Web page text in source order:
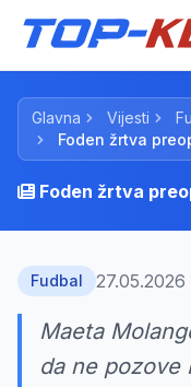
Glavna Vijesti
Foden žrtva
Foden žrtva
Fudbal
Maeta
da ne pozove